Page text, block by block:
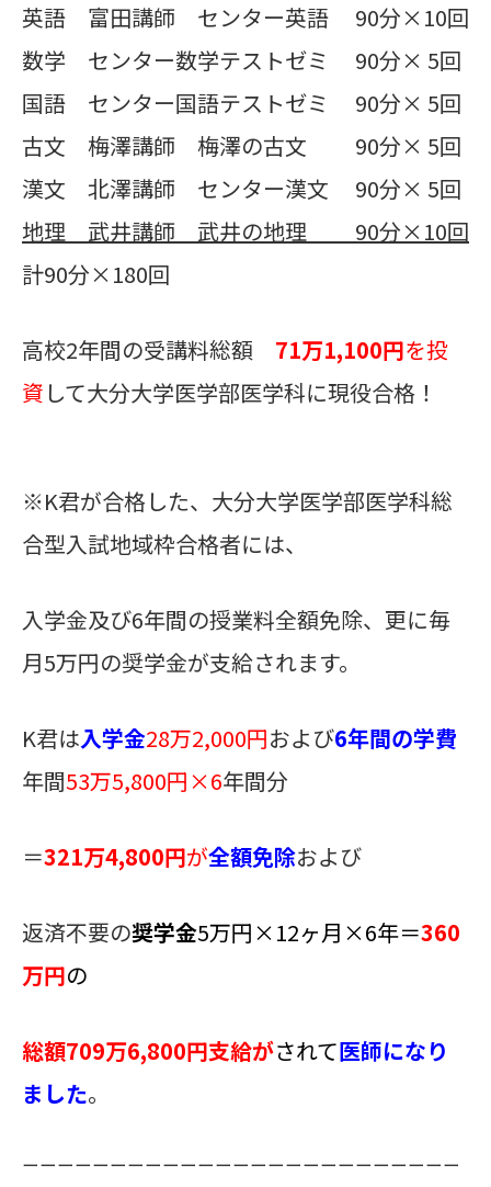
英語 富田講師 センター英語 90分×10回
数学 センター数学テストゼミ 90分× 5回
国語 センター国語テストゼミ 90分× 5回
古文 梅澤講師 梅澤の古文 90分× 5回
漢文 北澤講師 センター漢文 90分× 5回
地理 武井講師 武井の地理 90分×10回
計90分×180回
高校2年間の受講料総額 71万1,100円を投
資 して大分大学医学部医学科に現役合格！
※K君が合格した、大分大学医学部医学科総
合型入試地域枠合格者には、
入学金及び6年間の授業料全額免除、更に毎
月5万円の奨学金が支給されます。
K君は入学金28万2,000円および6年間の学費
年間53万5,800円×6年間分
＝321万4,800円が全額免除および
返済不要の奨学金5万円×12ヶ月×6年＝360
万円の
総額709万6,800円支給がされて医師になり
ました。
ーーーーーーーーーーーーーーーーーーーーーーーーー